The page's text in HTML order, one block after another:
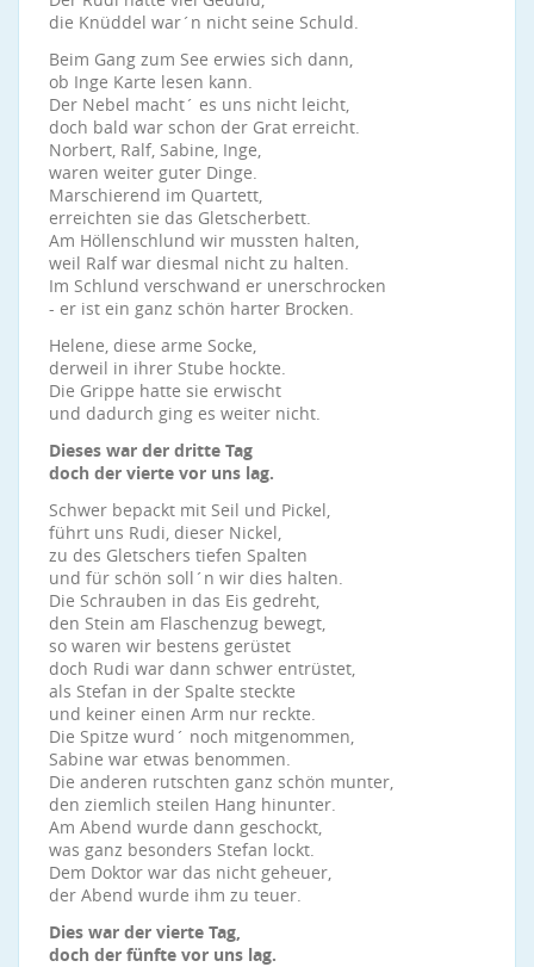
die Knüddel war´n nicht seine Schuld.
Beim Gang zum See erwies sich dann,
ob Inge Karte lesen kann.
Der Nebel macht´ es uns nicht leicht,
doch bald war schon der Grat erreicht.
Norbert, Ralf, Sabine, Inge,
waren weiter guter Dinge.
Marschierend im Quartett,
erreichten sie das Gletscherbett.
Am Höllenschlund wir mussten halten,
weil Ralf war diesmal nicht zu halten.
Im Schlund verschwand er unerschrocken
- er ist ein ganz schön harter Brocken.
Helene, diese arme Socke,
derweil in ihrer Stube hockte.
Die Grippe hatte sie erwischt
und dadurch ging es weiter nicht.
Dieses war der dritte Tag
doch der vierte vor uns lag.
Schwer bepackt mit Seil und Pickel,
führt uns Rudi, dieser Nickel,
zu des Gletschers tiefen Spalten
und für schön soll´n wir dies halten.
Die Schrauben in das Eis gedreht,
den Stein am Flaschenzug bewegt,
so waren wir bestens gerüstet
doch Rudi war dann schwer entrüstet,
als Stefan in der Spalte steckte
und keiner einen Arm nur reckte.
Die Spitze wurd´ noch mitgenommen,
Sabine war etwas benommen.
Die anderen rutschten ganz schön munter,
den ziemlich steilen Hang hinunter.
Am Abend wurde dann geschockt,
was ganz besonders Stefan lockt.
Dem Doktor war das nicht geheuer,
der Abend wurde ihm zu teuer.
Dies war der vierte Tag,
doch der fünfte vor uns lag.